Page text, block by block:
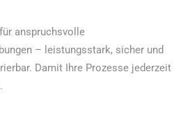
anspruchsvolle
– leistungsstark, sicher und
Damit Ihre Prozesse jederzeit